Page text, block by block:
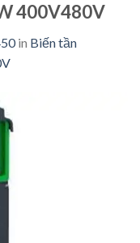
400V480V
in Biến tần